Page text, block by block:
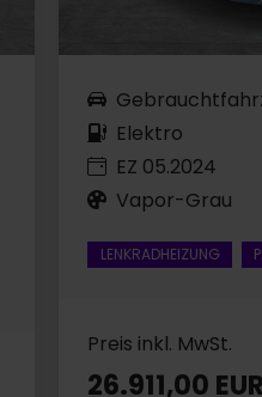
Elektro
EZ 05.2024
Vapor-Grau
LENKRADHEIZUNG
Preis inkl. MwSt.
26.911,00 EUR